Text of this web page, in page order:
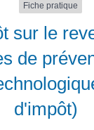
Fiche pratique
sur le
de
d'impôt)